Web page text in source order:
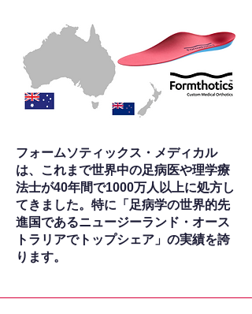
フォームソティックス・メディカル
は、これまで世界中の足病医や理学療
法士が40年間で1000万人以上に処方し
てきました。特に「足病学の世界的先
進国であるニュージーランド・オース
トラリアでトップシェア」の実績を誇
ります。